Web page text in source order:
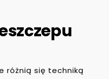
różnią się techniką